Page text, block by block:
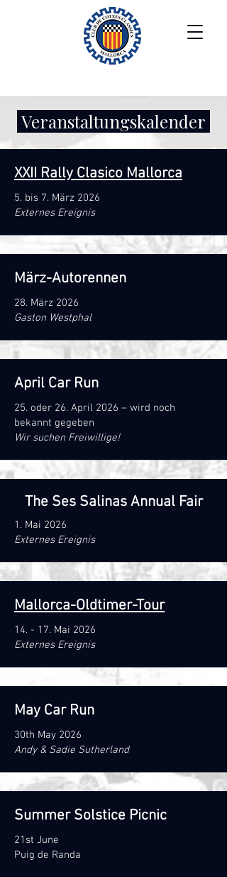
Veranstaltungskalender
XXII Rally Clasico Mallorca
5. bis 7. März 2026
Externes Ereignis
März-Autorennen
28. März 2026
Gaston Westphal
April Car Run
25. oder 26. April 2026 – wird noch
bekannt gegeben
Wir suchen Freiwillige!
The Ses Salinas Annual Fair
1. Mai 2026
Externes Ereignis
Mallorca-Oldtimer-Tour
14. - 17. Mai 2026
Externes Ereignis
May Car Run
30th May 2026
Andy & Sadie Sutherland
Summer Solstice Picnic
21st June
Puig de Randa